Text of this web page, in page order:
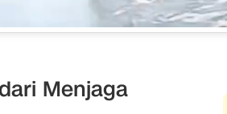
Menjaga